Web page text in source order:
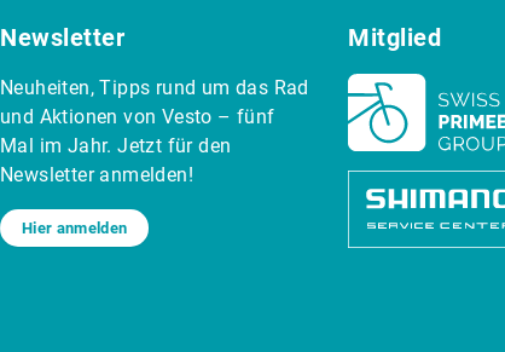
Newsletter
Neuheiten, Tipps rund um das Rad
und Aktionen von Vesto – fünf
Mal im Jahr. Jetzt für den
Newsletter anmelden!
Hier anmelden
Mitglied